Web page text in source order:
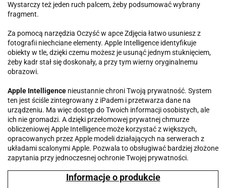
Wystarczy też jeden ruch palcem, żeby podsumować wybrany
fragment.
Za pomocą narzędzia Oczyść w apce Zdjęcia łatwo usuniesz z
fotografii niechciane elementy. Apple Intelligence identyfikuje
obiekty w tle, dzięki czemu możesz je usunąć jednym stuknięciem,
żeby kadr stał się doskonały, a przy tym wierny oryginalnemu
obrazowi.
Apple Intelligence nieustannie chroni Twoją prywatność. System
ten jest ściśle zintegrowany z iPadem i przetwarza dane na
urządzeniu. Ma więc dostęp do Twoich informacji osobistych, ale
ich nie gromadzi. A dzięki przełomowej prywatnej chmurze
obliczeniowej Apple Intelligence może korzystać z większych,
opracowanych przez Apple modeli działających na serwerach z
układami scalonymi Apple. Pozwala to obsługiwać bardziej złożone
zapytania przy jednoczesnej ochronie Twojej prywatności.
Informacje o produkcie